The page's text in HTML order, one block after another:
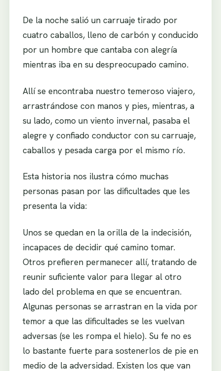
De la noche salió un carruaje tirado por
cuatro caballos, lleno de carbón y conducido
por un hombre que cantaba con alegría
mientras iba en su despreocupado camino.
Allí se encontraba nuestro temeroso viajero,
arrastrándose con manos y pies, mientras, a
su lado, como un viento invernal, pasaba el
alegre y confiado conductor con su carruaje,
caballos y pesada carga por el mismo río.
Esta historia nos ilustra cómo muchas
personas pasan por las dificultades que les
presenta la vida:
Unos se quedan en la orilla de la indecisión,
incapaces de decidir qué camino tomar.
Otros prefieren permanecer allí, tratando de
reunir suficiente valor para llegar al otro
lado del problema en que se encuentran.
Algunas personas se arrastran en la vida por
temor a que las dificultades se les vuelvan
adversas (se les rompa el hielo). Su fe no es
lo bastante fuerte para sostenerlos de pie en
medio de la adversidad. Existen los que van